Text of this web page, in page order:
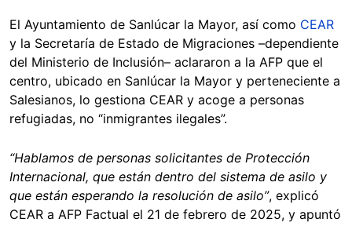
El Ayuntamiento de Sanlúcar la Mayor, así como CEAR
y la Secretaría de Estado de Migraciones –dependiente
del Ministerio de Inclusión– aclararon a la AFP que el
centro, ubicado en Sanlúcar la Mayor y perteneciente a
Salesianos, lo gestiona CEAR y acoge a personas
refugiadas, no “inmigrantes ilegales”.
“Hablamos de personas solicitantes de Protección
Internacional, que están dentro del sistema de asilo y
que están esperando la resolución de asilo”, explicó
CEAR a AFP Factual el 21 de febrero de 2025, y apuntó